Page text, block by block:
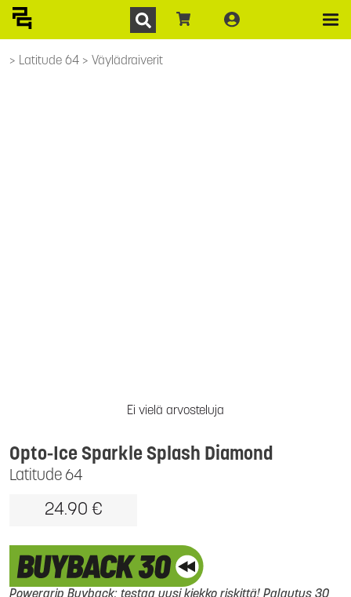
Latitude 64 Väylädraiverit
Ei vielä arvosteluja
Latitude 64
Opto-Ice Sparkle Splash Diamond
24.90 €